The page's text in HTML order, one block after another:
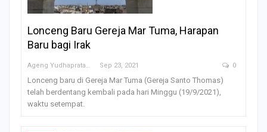
Lonceng Baru Gereja Mar Tuma, Harapan
Baru bagi Irak
Ageng Yudhapratama Sep 23, 2021 0
Lonceng baru di Gereja Mar Tuma (Gereja Santo Thomas)
telah berdentang kembali pada hari Minggu (19/9/2021),
waktu setempat.